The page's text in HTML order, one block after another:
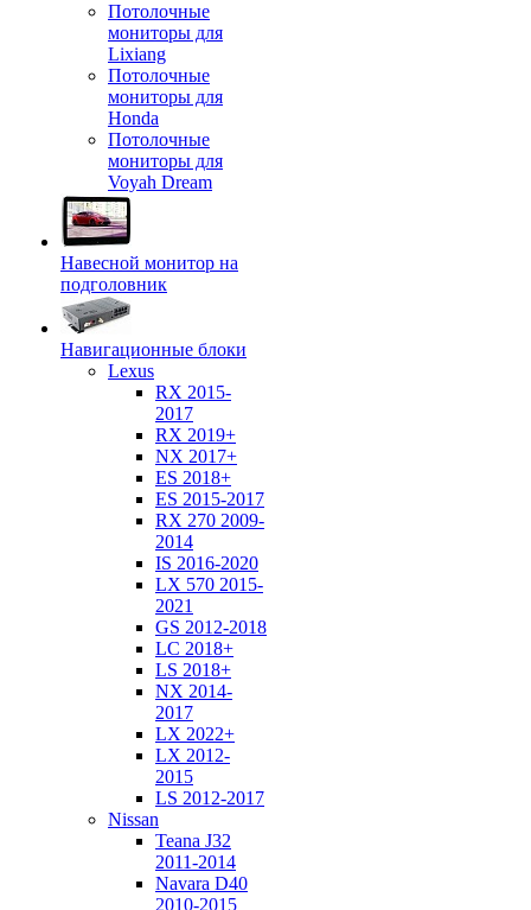
Потолочные
мониторы для
Lixiang
Потолочные
мониторы для
Honda
Потолочные
мониторы для
Voyah Dream
Навесной монитор на
подголовник
Навигационные блоки
Lexus
RX 2015-
2017
RX 2019+
NX 2017+
ES 2018+
ES 2015-2017
RX 270 2009-
2014
IS 2016-2020
LX 570 2015-
2021
GS 2012-2018
LC 2018+
LS 2018+
NX 2014-
2017
LX 2022+
LX 2012-
2015
LS 2012-2017
Nissan
Teana J32
2011-2014
Navara D40
2010-2015